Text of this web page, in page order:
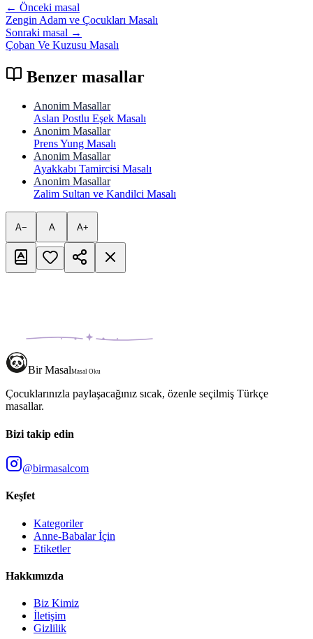
← Önceki masal
Zengin Adam ve Çocukları Masalı
Sonraki masal →
Çoban Ve Kuzusu Masalı
Benzer masallar
Anonim Masallar
Aslan Postlu Eşek Masalı
Anonim Masallar
Prens Yung Masalı
Anonim Masallar
Ayakkabı Tamircisi Masalı
Anonim Masallar
Zalim Sultan ve Kandilci Masalı
A− A A+
Bir MasalMasal Oku
Çocuklarınızla paylaşacağınız sıcak, özenle seçilmiş Türkçe
masallar.
Bizi takip edin
@birmasalcom
Keşfet
Kategoriler
Anne-Babalar İçin
Etiketler
Hakkımızda
Biz Kimiz
İletişim
Gizlilik